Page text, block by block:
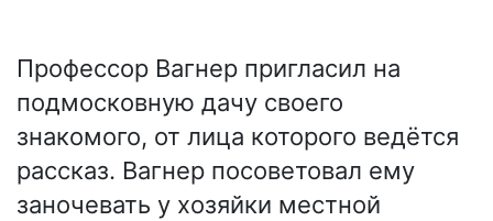
Профессор Вагнер пригласил на
подмосковную дачу своего
знакомого, от лица которого ведётся
рассказ. Вагнер посоветовал ему
заночевать у хозяйки местной